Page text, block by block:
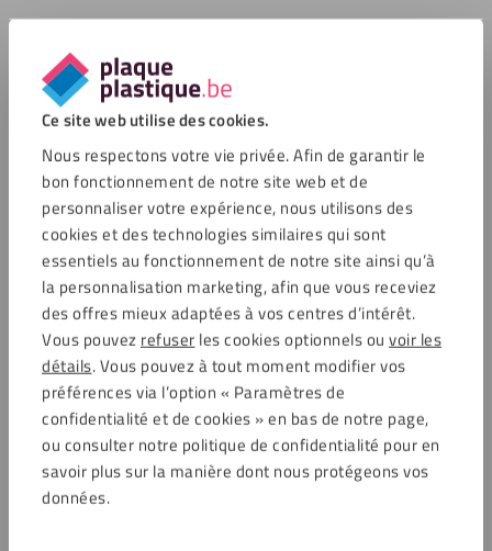
Ce site web utilise des cookies.
Nous respectons votre vie privée. Afin de garantir le
bon fonctionnement de notre site web et de
personnaliser votre expérience, nous utilisons des
cookies et des technologies similaires qui sont
essentiels au fonctionnement de notre site ainsi qu’à
la personnalisation marketing, afin que vous receviez
des offres mieux adaptées à vos centres d’intérêt.
Vous pouvez refuser les cookies optionnels ou voir les
détails. Vous pouvez à tout moment modifier vos
préférences via l’option « Paramètres de
confidentialité et de cookies » en bas de notre page,
ou consulter notre politique de confidentialité pour en
savoir plus sur la manière dont nous protégeons vos
données.